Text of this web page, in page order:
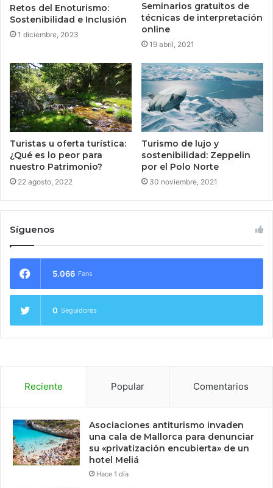
Retos del Enoturismo:
Sostenibilidad e Inclusión
1 diciembre, 2023
Seminarios gratuitos de
técnicas de interpretación
online
19 abril, 2021
Turistas u oferta turística:
¿Qué es lo peor para
nuestro Patrimonio?
22 agosto, 2022
Turismo de lujo y
sostenibilidad: Zeppelin
por el Polo Norte
30 noviembre, 2021
Síguenos
5.066 Fans
0 Seguidores
Reciente Popular Comentarios
Asociaciones antiturismo invaden
una cala de Mallorca para denunciar
su «privatización encubierta» de un
hotel Meliá
Hace 1 día